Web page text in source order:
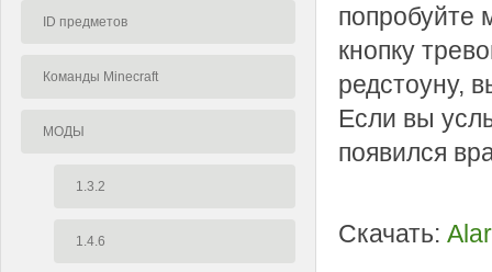
ID предметов
Команды Minecraft
МОДЫ
1.3.2
1.4.6
попробуйте
кнопку
редстоуну,
Если вы
появился
Скачать: